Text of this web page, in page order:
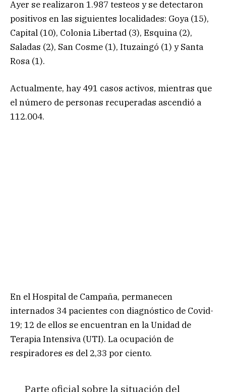
Ayer se realizaron 1.987 testeos y se detectaron
positivos en las siguientes localidades: Goya (15),
Capital (10), Colonia Libertad (3), Esquina (2),
Saladas (2), San Cosme (1), Ituzaingó (1) y Santa
Rosa (1).
Actualmente, hay 491 casos activos, mientras que
el número de personas recuperadas ascendió a
112.004.
En el Hospital de Campaña, permanecen
internados 34 pacientes con diagnóstico de Covid-
19; 12 de ellos se encuentran en la Unidad de
Terapia Intensiva (UTI). La ocupación de
respiradores es del 2,33 por ciento.
Parte oficial sobre la situación del